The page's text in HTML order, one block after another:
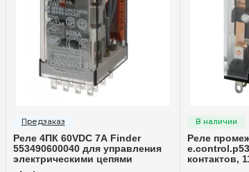
Реле 4ПК 60VDC 7А Finder
553490600040 для управления
электрическими цепями
Реле
контактов,